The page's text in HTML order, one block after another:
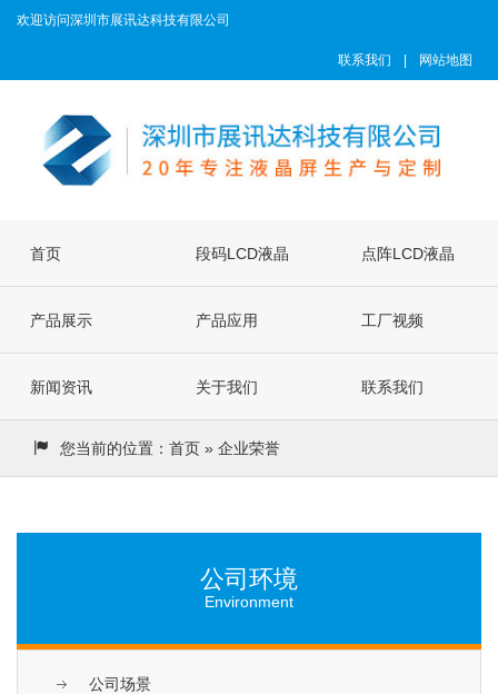
欢迎访问深圳市展讯达科技有限公司
联系我们 网站地图
首页 段码LCD液晶
屏
点阵LCD液晶
屏
产品展示 产品应用 工厂视频
新闻资讯 关于我们 联系我们
您当前的位置： 首页 » 企业荣誉
公司环境
Environment
公司场景